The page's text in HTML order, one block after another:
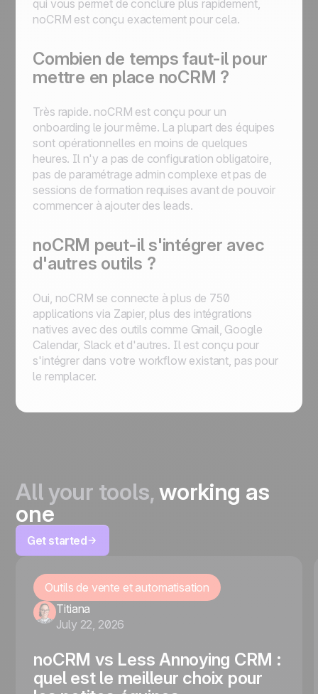
qui vous permet de conclure plus rapidement,
noCRM est conçu exactement pour cela.
Combien de temps faut-il pour
mettre en place noCRM ?
Très rapide. noCRM est conçu pour un
onboarding le jour même. La plupart des équipes
sont opérationnelles en moins de quelques
heures. Il n'y a pas de configuration obligatoire,
pas de paramétrage admin complexe et pas de
sessions de formation requises avant de pouvoir
commencer à ajouter des leads.
noCRM peut-il s'intégrer avec
d'autres outils ?
Oui, noCRM se connecte à plus de 750
applications via Zapier, plus des intégrations
natives avec des outils comme Gmail, Google
Calendar, Slack et d'autres. Il est conçu pour
s'intégrer dans votre workflow existant, pas pour
le remplacer.
All your tools,working as
one
Get started
Outils de vente et automatisation
Titiana
July 22, 2026
noCRM vs Less Annoying CRM :
quel est le meilleur choix pour